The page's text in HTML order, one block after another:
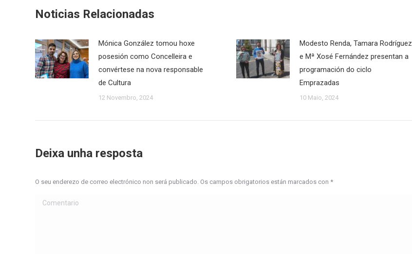
Noticias Relacionadas
Mónica González tomou hoxe
posesión como Concelleira e
convértese na nova responsable
de Cultura
12 Novembro, 2024
Modesto Renda, Tamara Rodríguez
e Mª Xosé Fernández presentan a
programación do ciclo
Emprazadas
10 Maio, 2024
Deixa unha resposta
O seu enderezo de correo electrónico non será publicado. Os campos obrigatorios están marcados con *
Comentario